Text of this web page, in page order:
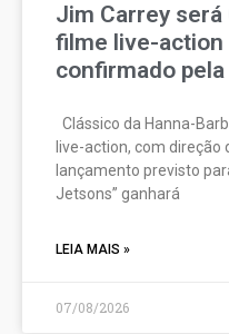
Jim Carrey
filme live-action
confirmado
Clássico da Hanna-
live-action, com direção
lançamento previsto
Jetsons” ganhará
LEIA MAIS »
07/08/2026